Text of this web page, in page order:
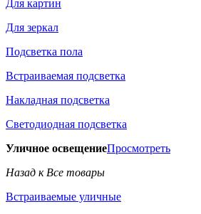
Для картин
Для зеркал
Подсветка пола
Встраиваемая подсветка
Накладная подсветка
Светодиодная подсветка
Уличное освещениеПросмотреть
Назад к Все товары
Встраиваемые уличные